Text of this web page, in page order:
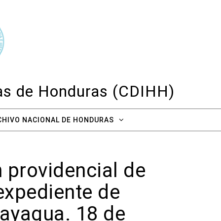
de Honduras (CDIHH)
NACIONAL DE HONDURAS
providencial de
de
18 de